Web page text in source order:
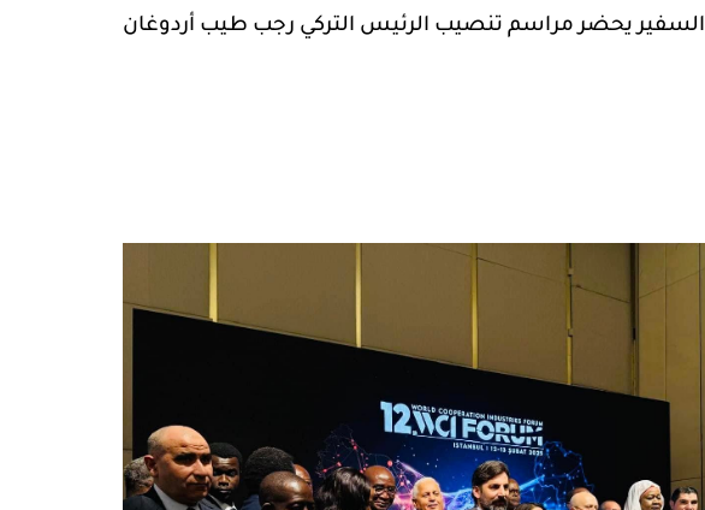
السفير يحضر مراسم تنصيب الرئيس التركي رجب طيب أردوغان